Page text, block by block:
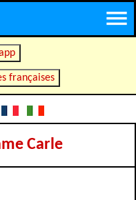
françaises
Carle